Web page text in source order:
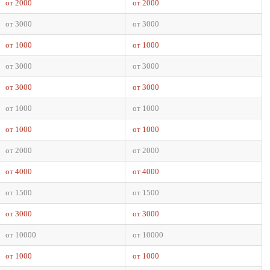
от 2000 от 2000
от 3000 от 3000
от 1000 от 1000
от 3000 от 3000
от 3000 от 3000
от 1000 от 1000
от 1000 от 1000
от 2000 от 2000
от 4000 от 4000
от 1500 от 1500
от 3000 от 3000
от 10000 от 10000
от 1000 от 1000